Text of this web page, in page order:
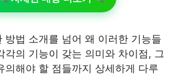
방법 소개를 넘어 왜 이러한 기능들
각의 기능이 갖는 의미와 차이점, 그
의해야 할 점들까지 상세하게 다루